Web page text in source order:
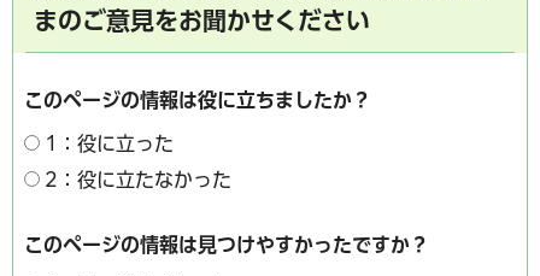
まのご意見をお聞かせください
このページの情報は役に立ちましたか？
1：役に立った
2：役に立たなかった
このページの情報は見つけやすかったですか？